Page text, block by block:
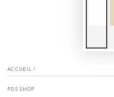
ACCUEIL /
PDS SHOP